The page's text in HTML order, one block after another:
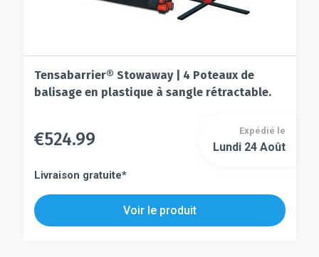
Tensabarrier® Stowaway | 4 Poteaux de
balisage en plastique à sangle rétractable.
Ce
a
variations.
Les
€524.99
plusieurs
variations.
Expédié le
Lundi 24 Août
Voir le produit
Livraison gratuite*